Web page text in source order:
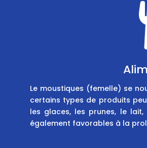
Le moustiques (femelle) se
certains types de produits
les glaces, les prunes, le
également favorables à la